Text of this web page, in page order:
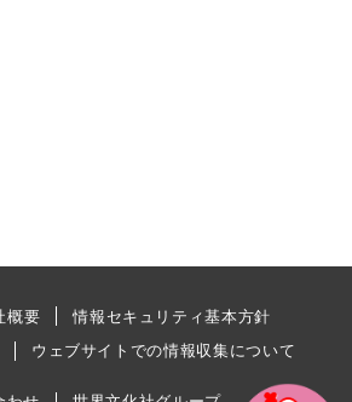
概要
情報セキュリティ基本方針
ウェブサイトでの情報収集について